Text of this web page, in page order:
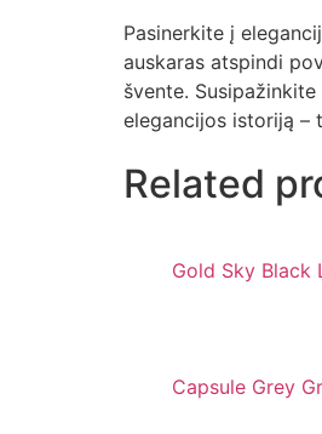
Pasinerkite į
auskaras atspindi
švente.
elegancijos istoriją –
Related
Gold Sky Black
Capsule Grey